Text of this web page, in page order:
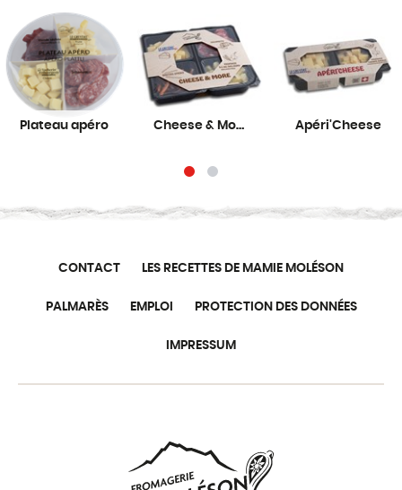
Plateau apéro Cheese & More Apéri'Cheese
CONTACT LES RECETTES DE MAMIE MOLÉSON
PALMARÈS EMPLOI PROTECTION DES DONNÉES
IMPRESSUM